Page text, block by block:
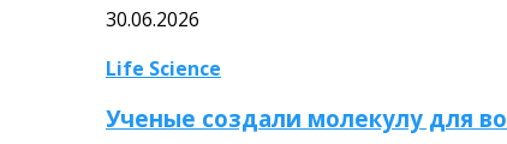
30.06.2026
Life Science
Ученые создали молекулу для